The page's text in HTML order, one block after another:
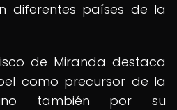
diferentes países de la
de Miranda destaca
como precursor de la
también por su